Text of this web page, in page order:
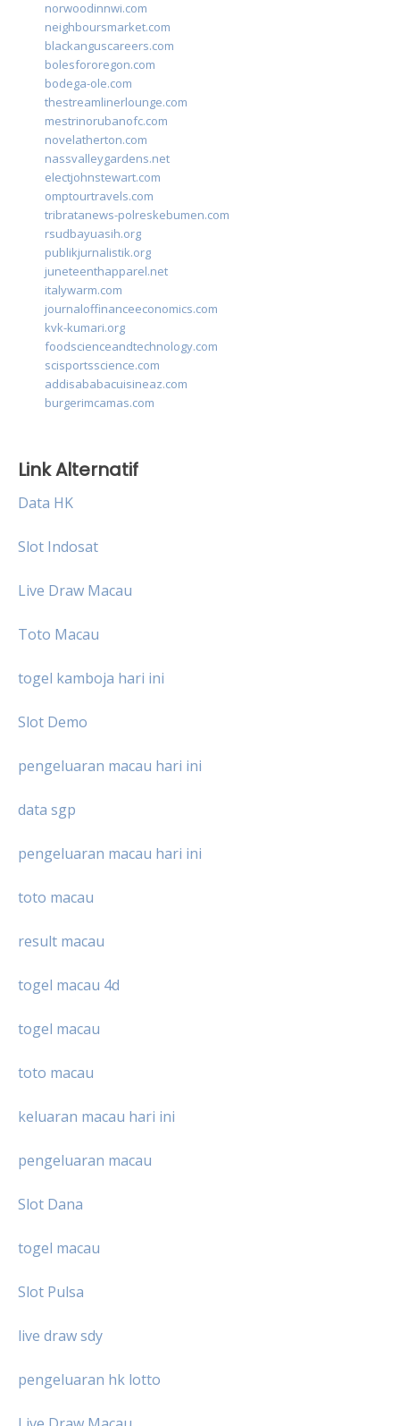
norwoodinnwi.com
neighboursmarket.com
blackanguscareers.com
bolesfororegon.com
bodega-ole.com
thestreamlinerlounge.com
mestrinorubanofc.com
novelatherton.com
nassvalleygardens.net
electjohnstewart.com
omptourtravels.com
tribratanews-polreskebumen.com
rsudbayuasih.org
publikjurnalistik.org
juneteenthapparel.net
italywarm.com
journaloffinanceeconomics.com
kvk-kumari.org
foodscienceandtechnology.com
scisportsscience.com
addisababacuisineaz.com
burgerimcamas.com
Link Alternatif
Data HK
Slot Indosat
Live Draw Macau
Toto Macau
togel kamboja hari ini
Slot Demo
pengeluaran macau hari ini
data sgp
pengeluaran macau hari ini
toto macau
result macau
togel macau 4d
togel macau
toto macau
keluaran macau hari ini
pengeluaran macau
Slot Dana
togel macau
Slot Pulsa
live draw sdy
pengeluaran hk lotto